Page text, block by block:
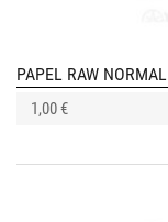
PAPEL RAW NORMAL
1,00 €